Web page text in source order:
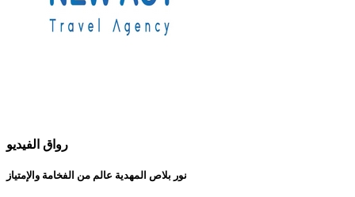
رواق الفيديو
نور بلاص المهدية عالم من الفخامة والإمتياز